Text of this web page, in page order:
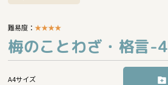
難易度：★★★★
梅のことわざ・格言-4
A4サイズ